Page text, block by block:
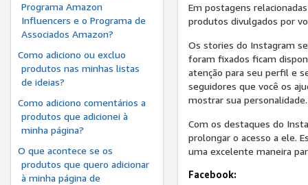
Programa Amazon
Influencers e o Programa de
Associados Amazon?
Como adiciono ou excluo
produtos nas minhas listas
de ideias?
Como adiciono comentários a
produtos que adicionei à
minha página?
O que acontece se os
produtos que quero adicionar
à minha página de
Em postagens
produtos divulgados por
Os stories do Instagram
foram fixados ficam
atenção para seu perfil e
seguidores que você os
mostrar sua personalidade.
Com os destaques do
prolongar o acesso a ele.
uma excelente maneira
Facebook: